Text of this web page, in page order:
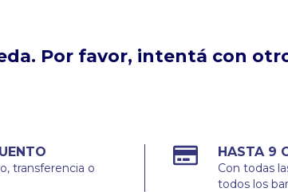
Por favor, intentá con
transferencia o
HASTA 9
Con todas
todos los